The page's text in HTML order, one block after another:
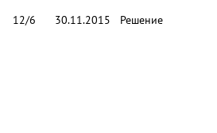
12/6 30.11.2015 Решение